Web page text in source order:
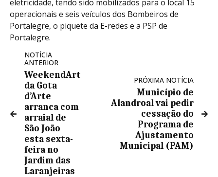
eletricidade, tendo sido mobilizados para o local 15
operacionais e seis veículos dos Bombeiros de
Portalegre, o piquete da E-redes e a PSP de
Portalegre.
NOTÍCIA
ANTERIOR
WeekendArt
da Gota
d’Arte
arranca com
arraial de
São João
esta sexta-
feira no
Jardim das
Laranjeiras
PRÓXIMA NOTÍCIA
Município de
Alandroal vai pedir
cessação do
Programa de
Ajustamento
Municipal (PAM)